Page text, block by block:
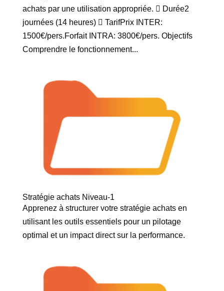
achats par une utilisation appropriée.  Durée2
journées (14 heures)  TarifPrix INTER:
1500€/pers.Forfait INTRA: 3800€/pers. Objectifs
Comprendre le fonctionnement...
Stratégie achats Niveau-1
Apprenez à structurer votre stratégie achats en
utilisant les outils essentiels pour un pilotage
optimal et un impact direct sur la performance.